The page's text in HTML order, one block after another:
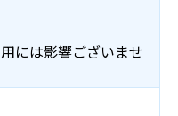
には影響ございませ